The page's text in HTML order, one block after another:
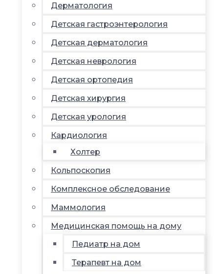
Дерматология
Детская гастроэнтерология
Детская дерматология
Детская неврология
Детская ортопедия
Детская хирургия
Детская урология
Кардиология
Холтер
Кольпоскопия
Комплексное обследование
Маммология
Медицинская помощь на дому
Педиатр на дом
Терапевт на дом